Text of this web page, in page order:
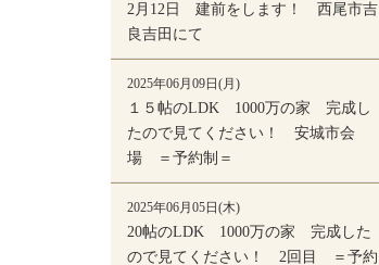
2月12日 建前をします！ 西尾市吉
良吉田にて
2025年06月09日(月)
１５帖のLDK 1000万の家 完成し
たので見てください！ 安城市会
場 ＝予約制＝
2025年06月05日(木)
20帖のLDK 1000万の家 完成した
ので見てください！ 2回目 ＝予約